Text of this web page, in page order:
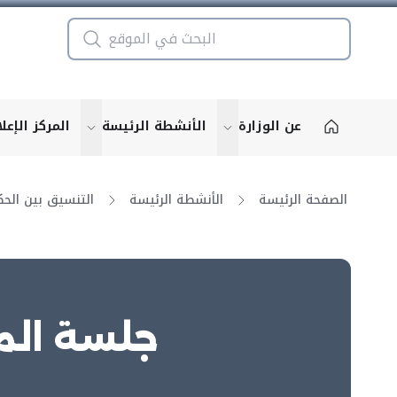
عن الوزارة show submenu for "More"
الأنشطة الرئيسة for "More"
المركز
الصفحة الرئيسة الأنشطة الرئيسة
جلسة